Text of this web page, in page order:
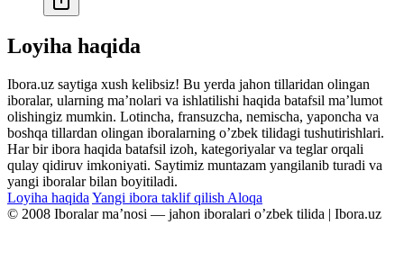
Loyiha haqida
Ibora.uz saytiga xush kelibsiz! Bu yerda jahon tillaridan olingan
iboralar, ularning maʼnolari va ishlatilishi haqida batafsil maʼlumot
olishingiz mumkin. Lotincha, fransuzcha, nemischa, yaponcha va
boshqa tillardan olingan iboralarning oʼzbek tilidagi tushutirishlari.
Har bir ibora haqida batafsil izoh, kategoriyalar va teglar orqali
qulay qidiruv imkoniyati. Saytimiz muntazam yangilanib turadi va
yangi iboralar bilan boyitiladi.
Loyiha haqida Yangi ibora taklif qilish Aloqa
© 2008 Iboralar maʼnosi — jahon iboralari oʼzbek tilida | Ibora.uz